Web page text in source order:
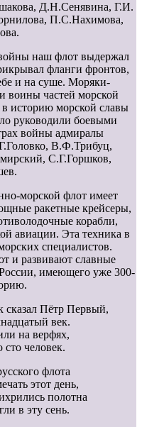
Д.Н.Сенявина, Г.И.
П.С.Нахимова,
наш флот выдержал
фланги фронтов,
и на суше. Моряки-
воины частей морской
историю морской славы
руководили боевыми
войны адмиралы
В.Ф.Трибуц,
С.Г.Горшков,
морской флот имеет
ракетные крейсеры,
корабли,
авиации. Эта техника в
специалистов.
и развивают славные
имеющего уже 300-
Пётр Первый,
век.
на верфях,
человек.
флота
этот день,
полотна
в эту сень.